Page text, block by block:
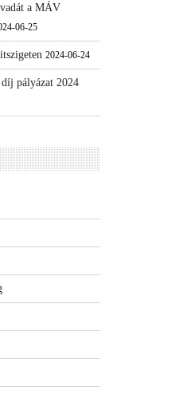
a MÁV
06-25
2024-06-24
díj pályázat 2024